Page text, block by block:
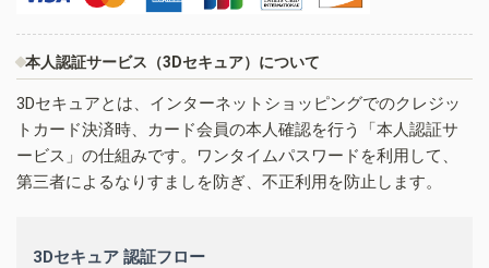
本人認証サービス（3Dセキュア）について
3Dセキュアとは、インターネットショッピングでのクレジッ
トカード決済時、カード会員の本人確認を行う「本人認証サ
ービス」の仕組みです。ワンタイムパスワードを利用して、
第三者によるなりすましを防ぎ、不正利用を防止します。
3Dセキュア 認証フロー